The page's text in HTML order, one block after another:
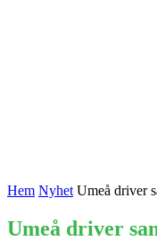
Hem Nyhet Umeå driver
Umeå driver